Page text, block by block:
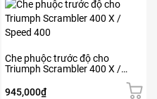
Che phuộc trước độ cho
Triumph Scrambler 400 X /
945,000₫